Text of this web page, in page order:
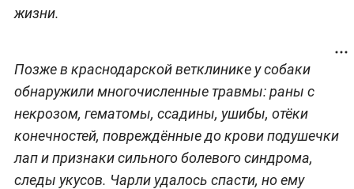
жизни.
Позже в краснодарской ветклинике у собаки
обнаружили многочисленные травмы: раны с
некрозом, гематомы, ссадины, ушибы, отёки
конечностей, повреждённые до крови подушечки
лап и признаки сильного болевого синдрома,
следы укусов. Чарли удалось спасти, но ему